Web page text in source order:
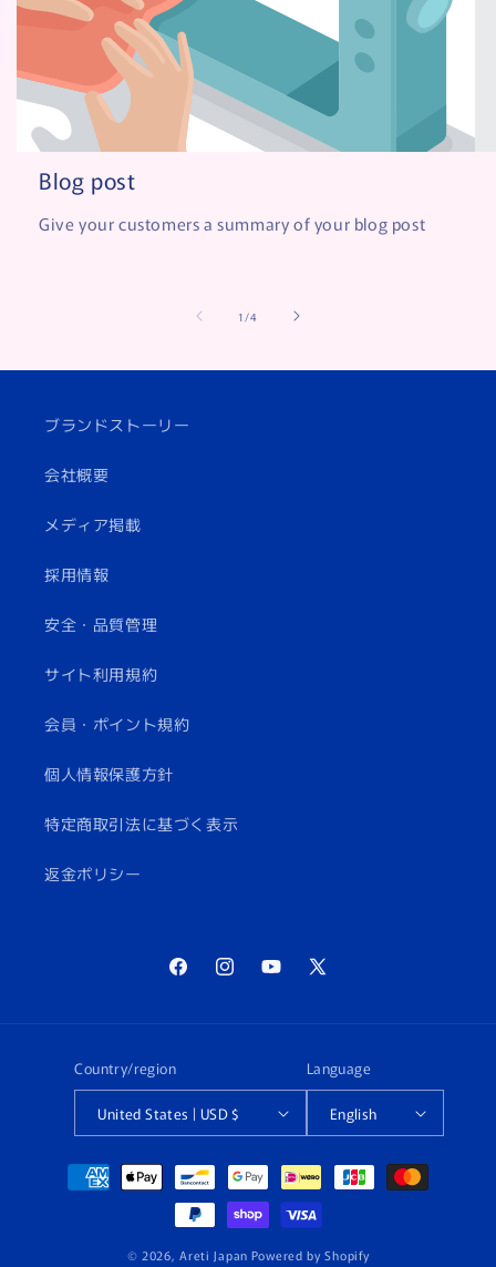
Blog post
Give your customers a summary of your blog post
1 /of
4
ブランドストーリー
会社概要
メディア掲載
採用情報
安全・品質管理
サイト利用規約
会員・ポイント規約
個人情報保護方針
特定商取引法に基づく表示
返金ポリシー
FacebookInstagramYouTube
X
Country/region
United States | USD $
Language
English
Payment
methods
© 2026,Areti Japan Powered by Shopify